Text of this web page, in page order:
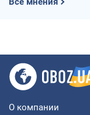
О компании